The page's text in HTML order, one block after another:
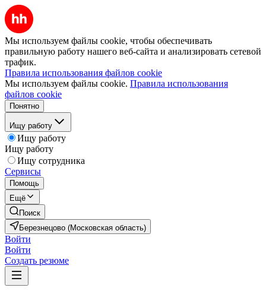
Мы используем файлы cookie, чтобы обеспечивать
правильную работу нашего веб-сайта и анализировать сетевой
трафик.
Правила использования файлов cookie
Мы используем файлы cookie. Правила использования
файлов cookie
Понятно
Ищу работу
Ищу работу
Ищу работу
Ищу сотрудника
Сервисы
Помощь
Ещё
Поиск
Березнецово (Московская область)
Войти
Войти
Создать резюме